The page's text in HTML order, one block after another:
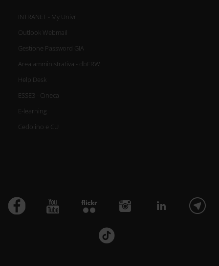
INTRANET - My Univr
Outlook Webmail
Gestione Password GIA
Area amministrativa - dbERW
Help Desk
ESSE3 - Cineca
E-learning
Cedolino e CU